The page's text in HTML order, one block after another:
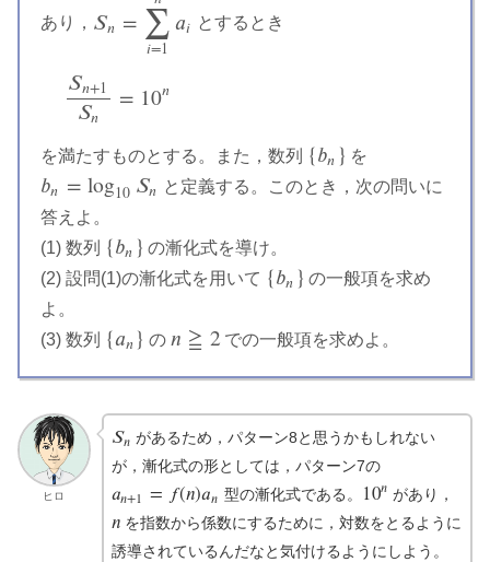
あり， 𝑆𝑛 = ∑
𝑖=1
𝑎𝑖
Sn =∑ 1 ai とするとき
𝑆𝑛+1
𝑆𝑛
= 10𝑛
Sn+1Sn =10n
を満たすものとする。また，数列 {𝑏𝑛 }
{ bn} を
𝑏𝑛 = log10 𝑆𝑛
bn =log10Sn
と定義する。このとき，次の問いに
答えよ。
(1) 数列 {𝑏𝑛 }
{ bn}
の漸化式を導け。
(2) 設問(1)の漸化式を用いて {𝑏𝑛 }
{ bn}
の一般項を求め
よ。
(3) 数列 {𝑎𝑛 }
{ an} の 𝑛 ≧ 2
n ≧2 での一般項を求めよ。
ヒロ
𝑆𝑛
Sn があるため，パターン8と思うかもしれない
が，漸化式の形としては，パターン7の
𝑎𝑛+1 = 𝑓(𝑛)𝑎𝑛
an+1 =f( n)an 型の漸化式である。 10𝑛
10n があり，
𝑛
nを指数から係数にするために，対数をとるように
誘導されているんだなと気付けるようにしよう。